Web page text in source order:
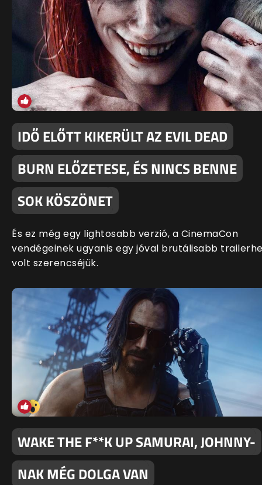
IDŐ ELŐTT KIKERÜLT AZ EVIL DEAD
BURN ELŐZETESE, ÉS NINCS BENNE
SOK KÖSZÖNET
És ez még egy lightosabb verzió, a CinemaCon
vendégeinek ugyanis egy jóval brutálisabb
volt szerencséjük.
WAKE THE F**K UP SAMURAI, JOHNNY-
NAK MÉG DOLGA VAN